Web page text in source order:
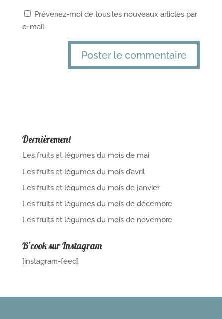
Prévenez-moi de tous les nouveaux articles par
e-mail.
Dernièrement
Les fruits et légumes du mois de mai
Les fruits et légumes du mois d’avril
Les fruits et légumes du mois de janvier
Les fruits et légumes du mois de décembre
Les fruits et légumes du mois de novembre
B’cook sur Instagram
[instagram-feed]